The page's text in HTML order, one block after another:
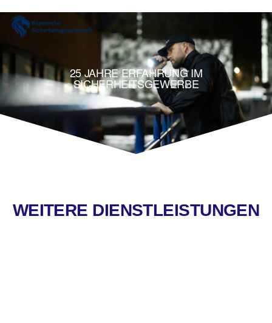
25 JAHRE ERFAHRUNG IM
SICHERHEITSGEWERBE
WEITERE DIENSTLEISTUNGEN